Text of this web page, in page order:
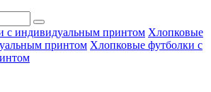
с индивидуальным принтом Хлопковые
принтом Хлопковые футболки с